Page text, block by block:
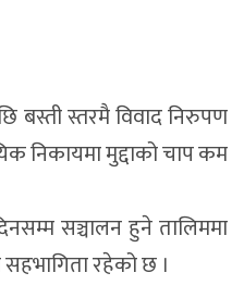
बस्ती स्तरमै विवाद निरुपण
निकायमा मुद्दाको चाप कम
सञ्चालन हुने तालिममा
रहेको छ ।